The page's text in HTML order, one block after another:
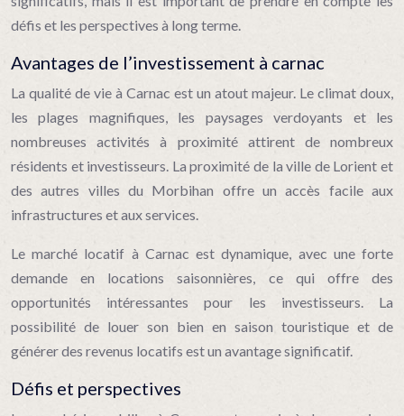
défis et les perspectives à long terme.
Avantages de l’investissement à carnac
La qualité de vie à Carnac est un atout majeur. Le climat doux,
les plages magnifiques, les paysages verdoyants et les
nombreuses activités à proximité attirent de nombreux
résidents et investisseurs. La proximité de la ville de Lorient et
des autres villes du Morbihan offre un accès facile aux
infrastructures et aux services.
Le marché locatif à Carnac est dynamique, avec une forte
demande en locations saisonnières, ce qui offre des
opportunités intéressantes pour les investisseurs. La
possibilité de louer son bien en saison touristique et de
générer des revenus locatifs est un avantage significatif.
Défis et perspectives